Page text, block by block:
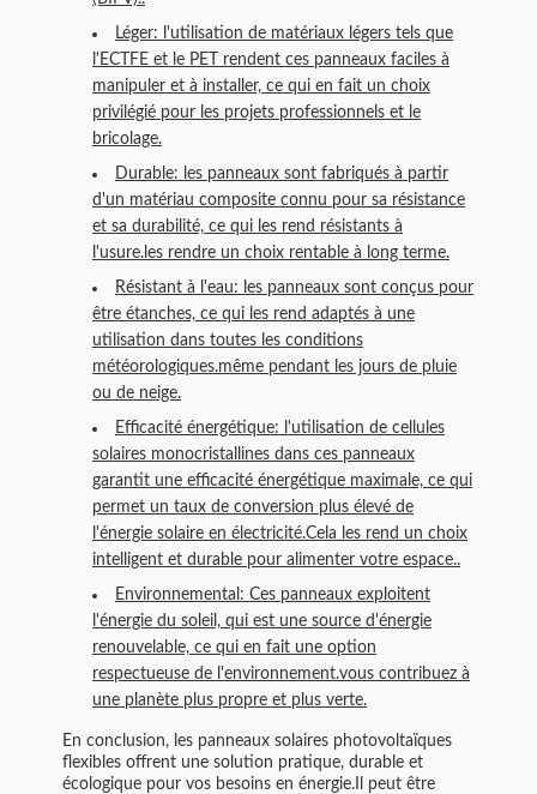
Léger: l'utilisation de matériaux légers tels que
l'ECTFE et le PET rendent ces panneaux faciles à
manipuler et à installer, ce qui en fait un choix
privilégié pour les projets professionnels et le
bricolage.
Durable: les panneaux sont fabriqués à partir
d'un matériau composite connu pour sa résistance
et sa durabilité, ce qui les rend résistants à
l'usure.les rendre un choix rentable à long terme.
Résistant à l'eau: les panneaux sont conçus pour
être étanches, ce qui les rend adaptés à une
utilisation dans toutes les conditions
météorologiques.même pendant les jours de pluie
ou de neige.
Efficacité énergétique: l'utilisation de cellules
solaires monocristallines dans ces panneaux
garantit une efficacité énergétique maximale, ce qui
permet un taux de conversion plus élevé de
l'énergie solaire en électricité.Cela les rend un choix
intelligent et durable pour alimenter votre espace..
Environnemental: Ces panneaux exploitent
l'énergie du soleil, qui est une source d'énergie
renouvelable, ce qui en fait une option
respectueuse de l'environnement.vous contribuez à
une planète plus propre et plus verte.
En conclusion, les panneaux solaires photovoltaïques
flexibles offrent une solution pratique, durable et
écologique pour vos besoins en énergie.Il peut être